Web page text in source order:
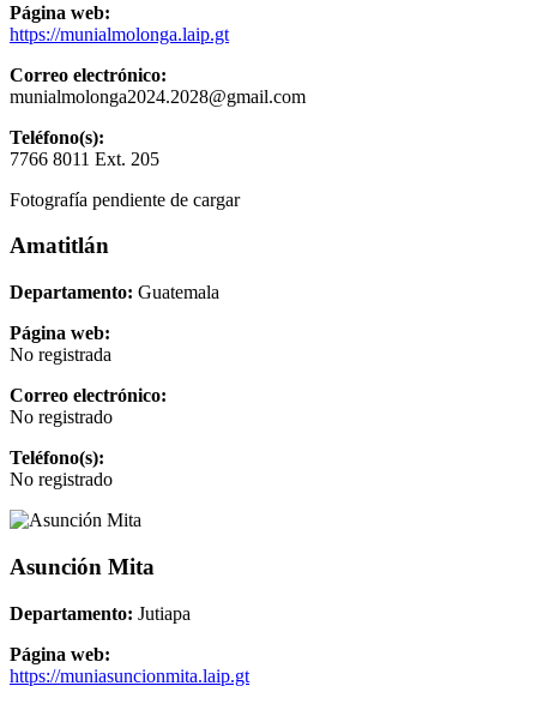
Página web:
https://munialmolonga.laip.gt
Correo electrónico:
munialmolonga2024.2028@gmail.com
Teléfono(s):
7766 8011 Ext. 205
Fotografía pendiente de cargar
Amatitlán
Departamento: Guatemala
Página web:
No registrada
Correo electrónico:
No registrado
Teléfono(s):
No registrado
Asunción Mita
Departamento: Jutiapa
Página web:
https://muniasuncionmita.laip.gt